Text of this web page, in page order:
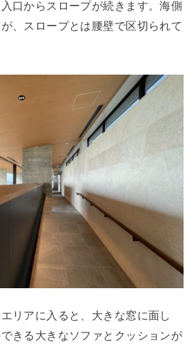
口からスロープが続きます。海側
、スロープとは腰壁で区切られて
リアに入ると、大きな窓に面し
きる大きなソファとクッションが